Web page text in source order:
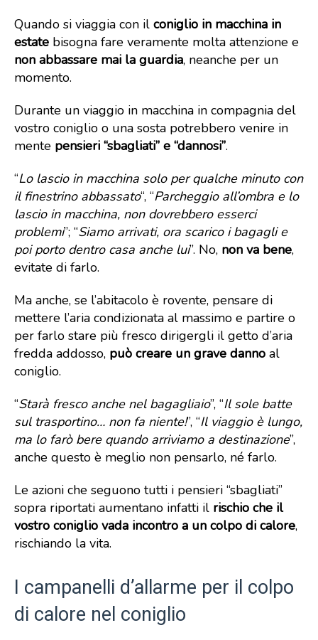
Quando si viaggia con il coniglio in macchina in
estate bisogna fare veramente molta attenzione e
non abbassare mai la guardia, neanche per un
momento.
Durante un viaggio in macchina in compagnia del
vostro coniglio o una sosta potrebbero venire in
mente pensieri “sbagliati” e “dannosi”.
“Lo lascio in macchina solo per qualche minuto con
il finestrino abbassato“, “Parcheggio all’ombra e lo
lascio in macchina, non dovrebbero esserci
problemi”; “Siamo arrivati, ora scarico i bagagli e
poi porto dentro casa anche lui”. No, non va bene,
evitate di farlo.
Ma anche, se l’abitacolo è rovente, pensare di
mettere l’aria condizionata al massimo e partire o
per farlo stare più fresco dirigergli il getto d’aria
fredda addosso, può creare un grave danno al
coniglio.
“Starà fresco anche nel bagagliaio”, “Il sole batte
sul trasportino… non fa niente!”, “Il viaggio è lungo,
ma lo farò bere quando arriviamo a destinazione”,
anche questo è meglio non pensarlo, né farlo.
Le azioni che seguono tutti i pensieri “sbagliati”
sopra riportati aumentano infatti il rischio che il
vostro coniglio vada incontro a un colpo di calore,
rischiando la vita.
I campanelli d’allarme per il colpo
di calore nel coniglio